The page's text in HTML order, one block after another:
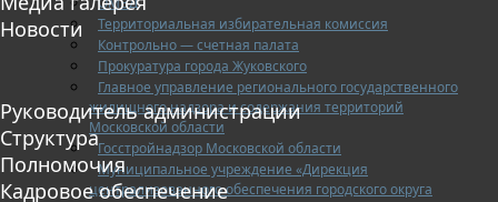
Территориальная избирательная комиссия
Контрольно — счетная палата
Прокуратура города Жуковского
Главное управление регионального государственного
жилищного надзора и содержания территорий
Московской области
Госстройнадзор Московской области
Муниципальное учреждение «Дирекция
централизованного обеспечения городского округа
Новости
Руководитель администрации
Структура
Полномочия
Кадровое обеспечение